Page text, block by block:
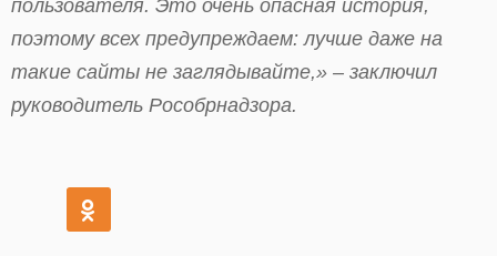
пользователя. Это очень опасная история,
поэтому всех предупреждаем: лучше даже на
такие сайты не заглядывайте,» – заключил
руководитель Рособрнадзора.